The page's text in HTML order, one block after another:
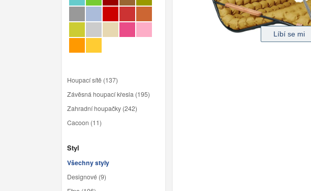
Houpací sítě (137)
Závěsná houpací křesla (195)
Zahradní houpačky (242)
Cacoon (11)
Styl
Všechny styly
Designové (9)